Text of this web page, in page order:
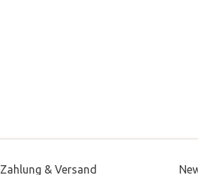
Zahlung & Versand